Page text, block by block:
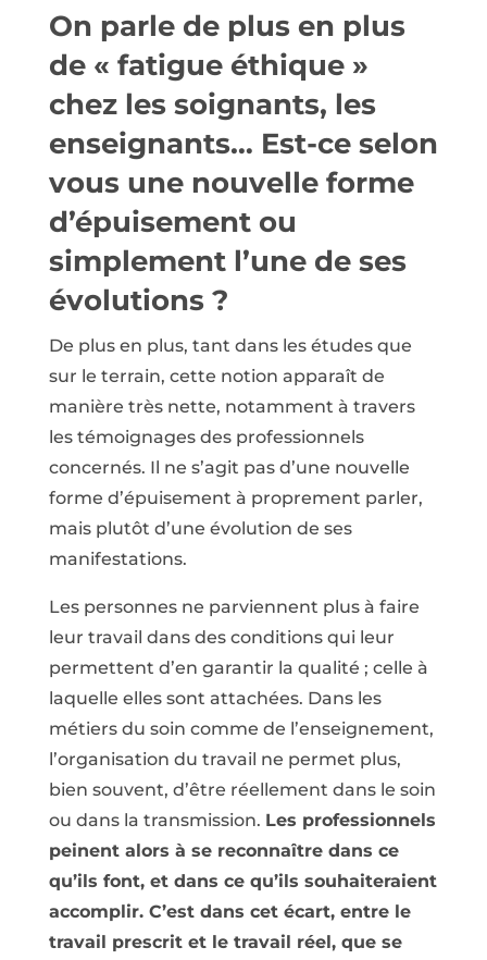
On parle de plus en plus
de « fatigue éthique »
chez les soignants, les
enseignants… Est-ce selon
vous une nouvelle forme
d’épuisement ou
simplement l’une de ses
évolutions ?
De plus en plus, tant dans les études que
sur le terrain, cette notion apparaît de
manière très nette, notamment à travers
les témoignages des professionnels
concernés. Il ne s’agit pas d’une nouvelle
forme d’épuisement à proprement parler,
mais plutôt d’une évolution de ses
manifestations.
Les personnes ne parviennent plus à faire
leur travail dans des conditions qui leur
permettent d’en garantir la qualité ; celle à
laquelle elles sont attachées. Dans les
métiers du soin comme de l’enseignement,
l’organisation du travail ne permet plus,
bien souvent, d’être réellement dans le soin
ou dans la transmission. Les professionnels
peinent alors à se reconnaître dans ce
qu’ils font, et dans ce qu’ils souhaiteraient
accomplir. C’est dans cet écart, entre le
travail prescrit et le travail réel, que se